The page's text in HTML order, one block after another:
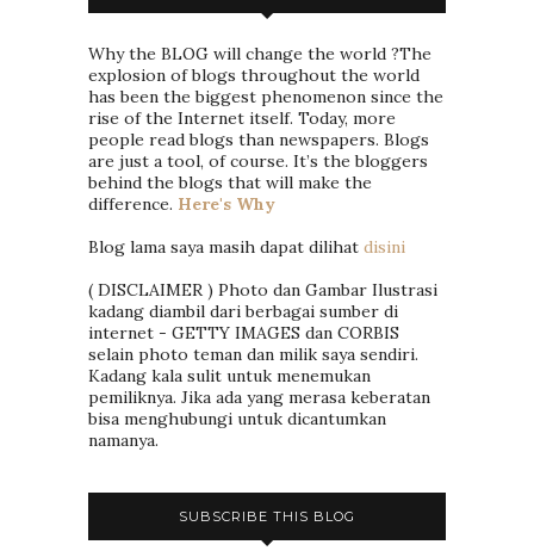
Why the BLOG will change the world ?The
explosion of blogs throughout the world
has been the biggest phenomenon since the
rise of the Internet itself. Today, more
people read blogs than newspapers. Blogs
are just a tool, of course. It’s the bloggers
behind the blogs that will make the
difference. Here's Why
Blog lama saya masih dapat dilihat disini
( DISCLAIMER ) Photo dan Gambar Ilustrasi
kadang diambil dari berbagai sumber di
internet - GETTY IMAGES dan CORBIS
selain photo teman dan milik saya sendiri.
Kadang kala sulit untuk menemukan
pemiliknya. Jika ada yang merasa keberatan
bisa menghubungi untuk dicantumkan
namanya.
SUBSCRIBE THIS BLOG